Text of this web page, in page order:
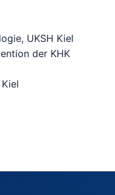
UKSH Kiel
der KHK